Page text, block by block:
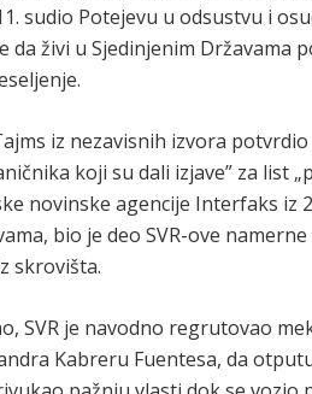
sudio Potejevu u odsustvu i
da živi u Sjedinjenim Državama
iz nezavisnih izvora
koji su dali izjave” za list
novinske agencije Interfaks iz
bio je deo SVR-ove
skrovišta.
SVR je navodno regrutovao
Kabreru Fuentesa, da